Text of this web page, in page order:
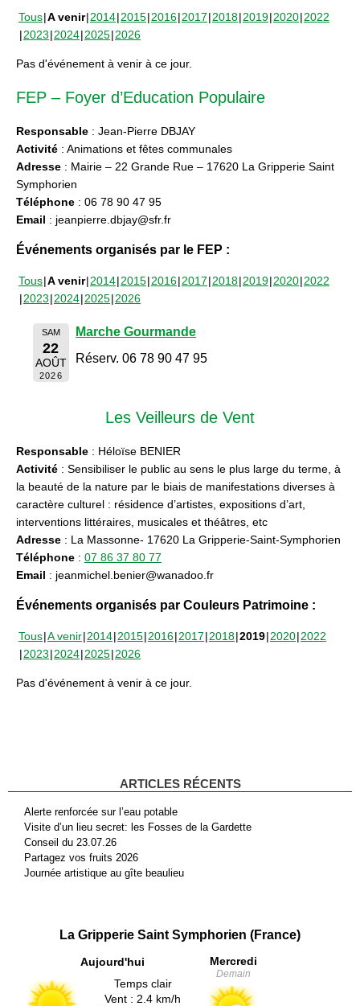
Tous A venir 2014 2015 2016 2017 2018 2019 2020 2022
2023 2024 2025 2026
Pas d'événement à venir à ce jour.
FEP – Foyer d’Education Populaire
Responsable : Jean-Pierre DBJAY
Activité : Animations et fêtes communales
Adresse : Mairie – 22 Grande Rue – 17620 La Gripperie Saint
Symphorien
Téléphone : 06 78 90 47 95
Email : jeanpierre.dbjay@sfr.fr
Événements organisés par le FEP :
Tous A venir 2014 2015 2016 2017 2018 2019 2020 2022
2023 2024 2025 2026
SAM
22
AOÛT
2026
Marche Gourmande
Réserv. 06 78 90 47 95
Les Veilleurs de Vent
Responsable : Héloïse BENIER
Activité : Sensibiliser le public au sens le plus large du terme, à
la beauté de la nature par le biais de manifestations diverses à
caractère culturel : résidence d’artistes, expositions d’art,
interventions littéraires, musicales et théâtres, etc
Adresse : La Massonne- 17620 La Gripperie-Saint-Symphorien
Téléphone : 07 86 37 80 77
Email : jeanmichel.benier@wanadoo.fr
Événements organisés par Couleurs Patrimoine :
Tous A venir 2014 2015 2016 2017 2018 2019 2020 2022
2023 2024 2025 2026
Pas d'événement à venir à ce jour.
ARTICLES RÉCENTS
Alerte renforcée sur l’eau potable
Visite d’un lieu secret: les Fosses de la Gardette
Conseil du 23.07.26
Partagez vos fruits 2026
Journée artistique au gîte beaulieu
La Gripperie Saint Symphorien (France)
Aujourd'hui
Temps clair
Vent : 2.4 km/h
Mercredi
Demain